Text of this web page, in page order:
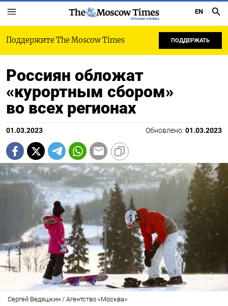
РУССКАЯ СЛУЖБА
EN
Поддержите The Moscow Times ПОДДЕРЖАТЬ
Россиян обложат
«курортным сбором»
во всех регионах
01.03.2023 Обновлено: 01.03.2023
Сергей Ведяшкин / Агентство «Москва»